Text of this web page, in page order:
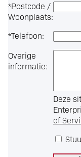
*Postcode /
Woonplaats:
*Telefoon:
Overige
informatie:
Deze
of